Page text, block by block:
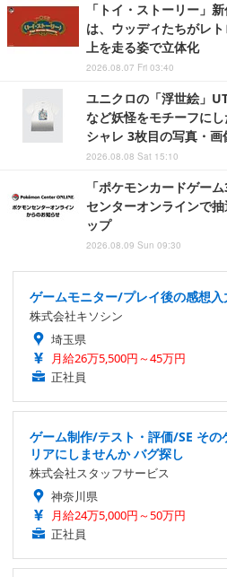
「トイ・ストーリー」
は、ウッディたちがレ
上を走る姿で立体化
2026.08.07 Fri 03:40
ユニクロの「浮世絵」
など妖怪をモチーフに
シャレ 3枚目の写真・画
2026.08.08 Sat 15:10
「ポケモンカードゲー
センターオンラインで
ップ
2026.08.09 Sun 09:30
ゲームモニター/プレイ後の感想
株式会社キソシン
埼玉県
月給26万5,500円～45万円
正社員
ゲーム制作/テスト・評価/SE その
リアにしませんか バグ探し
株式会社スタッフサービス
神奈川県
月給24万5,000円～50万円
正社員